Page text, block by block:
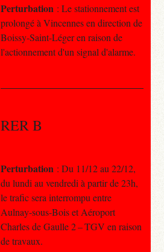
Perturbation : Le stationnement est
prolongé à Vincennes en direction de
Boissy-Saint-Léger en raison de
l'actionnement d'un signal d'alarme.
RER B
Perturbation : Du 11/12 au 22/12,
du lundi au vendredi à partir de 23h,
le trafic sera interrompu entre
Aulnay-sous-Bois et Aéroport
Charles de Gaulle 2 – TGV en raison
de travaux.